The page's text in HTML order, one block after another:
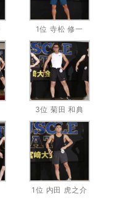
1位 寺松 修一
3位 菊田 和典
1位 内田 虎之介